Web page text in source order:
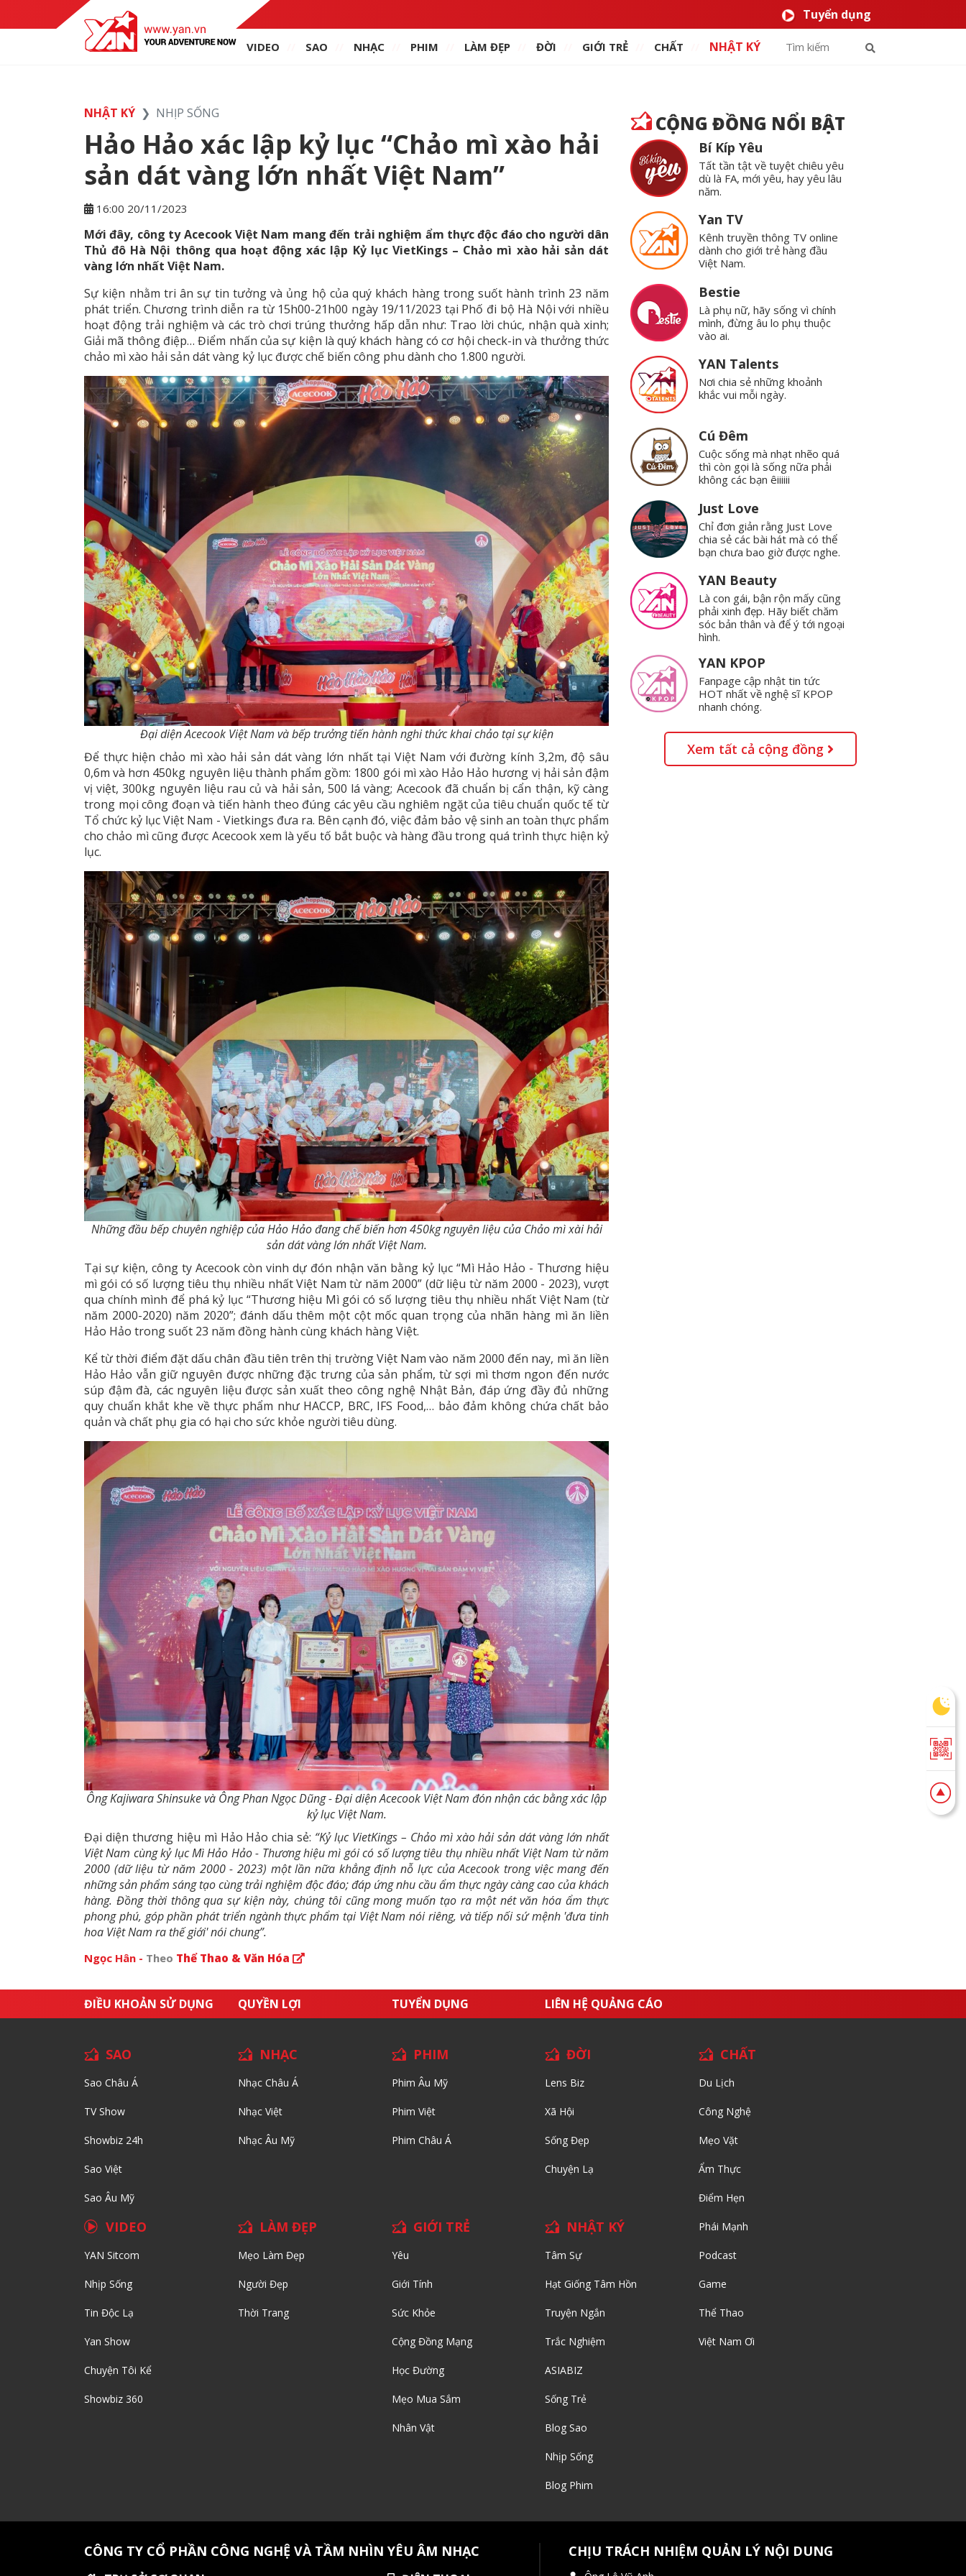
Tuyển dụng
VIDEO SAO NHẠC PHIM LÀM ĐẸP ĐỜI GIỚI TRẺ CHẤT NHẬT KÝ
NHẬT KÝ NHỊP SỐNG
Hảo Hảo xác lập kỷ lục “Chảo mì xào hải
sản dát vàng lớn nhất Việt Nam”
16:00 20/11/2023
Mới đây, công ty Acecook Việt Nam mang đến trải nghiệm ẩm thực độc đáo cho người dân
Thủ đô Hà Nội thông qua hoạt động xác lập Kỷ lục VietKings – Chảo mì xào hải sản dát
vàng lớn nhất Việt Nam.
Sự kiện nhằm tri ân sự tin tưởng và ủng hộ của quý khách hàng trong suốt hành trình 23 năm
phát triển. Chương trình diễn ra từ 15h00-21h00 ngày 19/11/2023 tại Phố đi bộ Hà Nội với nhiều
hoạt động trải nghiệm và các trò chơi trúng thưởng hấp dẫn như: Trao lời chúc, nhận quà xinh;
Giải mã thông điệp… Điểm nhấn của sự kiện là quý khách hàng có cơ hội check-in và thưởng thức
chảo mì xào hải sản dát vàng kỷ lục được chế biến công phu dành cho 1.800 người.
Đại diện Acecook Việt Nam và bếp trưởng tiến hành nghi thức khai chảo tại sự kiện
Để thực hiện chảo mì xào hải sản dát vàng lớn nhất tại Việt Nam với đường kính 3,2m, độ sâu
0,6m và hơn 450kg nguyên liệu thành phẩm gồm: 1800 gói mì xào Hảo Hảo hương vị hải sản đậm
vị việt, 300kg nguyên liệu rau củ và hải sản, 500 lá vàng; Acecook đã chuẩn bị cẩn thận, kỹ càng
trong mọi công đoạn và tiến hành theo đúng các yêu cầu nghiêm ngặt của tiêu chuẩn quốc tế từ
Tổ chức kỷ lục Việt Nam - Vietkings đưa ra. Bên cạnh đó, việc đảm bảo vệ sinh an toàn thực phẩm
cho chảo mì cũng được Acecook xem là yếu tố bắt buộc và hàng đầu trong quá trình thực hiện kỷ
lục.
Những đầu bếp chuyên nghiệp của Hảo Hảo đang chế biến hơn 450kg nguyên liệu của Chảo mì xài hải
sản dát vàng lớn nhất Việt Nam.
Tại sự kiện, công ty Acecook còn vinh dự đón nhận văn bằng kỷ lục “Mì Hảo Hảo - Thương hiệu
mì gói có số lượng tiêu thụ nhiều nhất Việt Nam từ năm 2000” (dữ liệu từ năm 2000 - 2023), vượt
qua chính mình để phá kỷ lục “Thương hiệu Mì gói có số lượng tiêu thụ nhiều nhất Việt Nam (từ
năm 2000-2020) năm 2020”; đánh dấu thêm một cột mốc quan trọng của nhãn hàng mì ăn liền
Hảo Hảo trong suốt 23 năm đồng hành cùng khách hàng Việt.
Kể từ thời điểm đặt dấu chân đầu tiên trên thị trường Việt Nam vào năm 2000 đến nay, mì ăn liền
Hảo Hảo vẫn giữ nguyên được những đặc trưng của sản phẩm, từ sợi mì thơm ngon đến nước
súp đậm đà, các nguyên liệu được sản xuất theo công nghệ Nhật Bản, đáp ứng đầy đủ những
quy chuẩn khắt khe về thực phẩm như HACCP, BRC, IFS Food,… bảo đảm không chứa chất bảo
quản và chất phụ gia có hại cho sức khỏe người tiêu dùng.
Ông Kajiwara Shinsuke và Ông Phan Ngọc Dũng - Đại diện Acecook Việt Nam đón nhận các bằng xác lập
kỷ lục Việt Nam.
Đại diện thương hiệu mì Hảo Hảo chia sẻ: “Kỷ lục VietKings – Chảo mì xào hải sản dát vàng lớn nhất
Việt Nam cùng kỷ lụcMì Hảo Hảo - Thương hiệu mì gói có số lượng tiêu thụ nhiều nhất Việt Nam từ năm
2000 (dữ liệu từ năm 2000 - 2023) một lần nữa khẳng định nỗ lựccủa Acecook trong việcmang đến
những sản phẩm sáng tạocùng trải nghiệm độc đáo;đáp ứng nhu cầu ẩm thực ngày càng cao của khách
hàng. Đồng thời thông qua sự kiện này, chúng tôi cũng mong muốn tạo ra một nét văn hóa ẩm thực
phong phú, góp phần phát triển ngành thực phẩm tại Việt Nam nói riêng, và tiếp nối sứ mệnh 'đưa tinh
hoa Việt Nam ra thế giới'nói chung”.
Ngọc Hân - Theo Thể Thao & Văn Hóa
CỘNG ĐỒNG NỔI BẬT
Bí Kíp Yêu
Tất tần tật về tuyệt chiêu yêu
dù là FA, mới yêu, hay yêu lâu
năm.
Yan TV
Kênh truyền thông TV online
dành cho giới trẻ hàng đầu
Việt Nam.
Bestie
Là phụ nữ, hãy sống vì chính
mình, đừng âu lo phụ thuộc
vào ai.
YAN Talents
Nơi chia sẻ những khoảnh
khắc vui mỗi ngày.
Cú Đêm
Cuộc sống mà nhạt nhẽo quá
thì còn gọi là sống nữa phải
không các bạn êiiiiii
Just Love
Chỉ đơn giản rằng Just Love
chia sẻ các bài hát mà có thể
bạn chưa bao giờ được nghe.
YAN Beauty
Là con gái, bận rộn mấy cũng
phải xinh đẹp. Hãy biết chăm
sóc bản thân và để ý tới ngoại
hình.
YAN KPOP
Fanpage cập nhật tin tức
HOT nhất về nghệ sĩ KPOP
nhanh chóng.
Xem tất cả cộng đồng
ĐIỀU KHOẢN SỬ DỤNG QUYỀN LỢI TUYỂN DỤNG LIÊN HỆ QUẢNG CÁO
SAO
Sao Châu Á
TV Show
Showbiz 24h
Sao Việt
Sao Âu Mỹ
NHẠC
Nhạc Châu Á
Nhạc Việt
Nhạc Âu Mỹ
PHIM
Phim Âu Mỹ
Phim Việt
Phim Châu Á
ĐỜI
Lens Biz
Xã Hội
Sống Đẹp
Chuyện Lạ
VIDEO
YAN Sitcom
Nhịp Sống
Tin Độc Lạ
Yan Show
Chuyện Tôi Kể
Showbiz 360
LÀM ĐẸP
Mẹo Làm Đẹp
Người Đẹp
Thời Trang
GIỚI TRẺ
Yêu
Giới Tính
Sức Khỏe
Cộng Đồng Mạng
Học Đường
Mẹo Mua Sắm
Nhân Vật
NHẬT KÝ
Tâm Sự
Hạt Giống Tâm Hồn
Truyện Ngắn
Trắc Nghiệm
ASIABIZ
Sống Trẻ
Blog Sao
Nhịp Sống
Blog Phim
CHẤT
Du Lịch
Công Nghệ
Mẹo Vặt
Ẩm Thực
Điểm Hẹn
Phái Mạnh
Podcast
Game
Thể Thao
Việt Nam Ơi
CÔNG TY CỔ PHẦN CÔNG NGHỆ VÀ TẦM NHÌN YÊU ÂM NHẠC CHỊU TRÁCH NHIỆM QUẢN LÝ NỘI DUNG